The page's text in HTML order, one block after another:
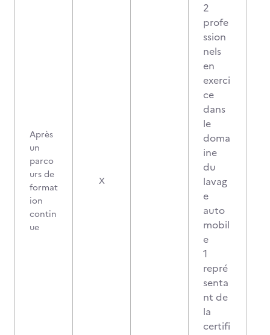
Après
un
parco
urs de
format
ion
contin
ue
X
2
profe
ssion
nels
en
exerci
ce
dans
le
doma
ine
du
lavag
e
auto
mobil
e
1
repré
senta
nt de
la
certifi